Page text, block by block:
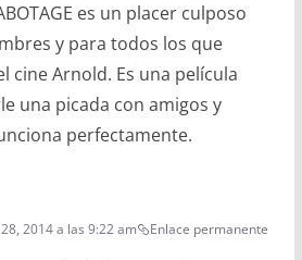
es un placer culposo
y para todos los que
cine Arnold. Es una película
una picada con amigos y
perfectamente.
2014 a las 9:22 am Enlace permanente